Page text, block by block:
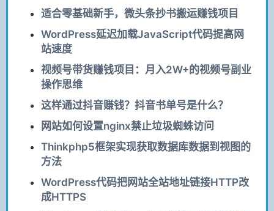
适合零基础新手，微头条抄书搬运赚钱项目
WordPress延迟加载JavaScript代码提高网
站速度
视频号带货赚钱项目：月入2W+的视频号副业
操作思维
这样通过抖音赚钱？抖音书单号是什么？
网站如何设置nginx禁止垃圾蜘蛛访问
Thinkphp5框架实现获取数据库数据到视图的
方法
WordPress代码把网站全站地址链接HTTP改
成HTTPS